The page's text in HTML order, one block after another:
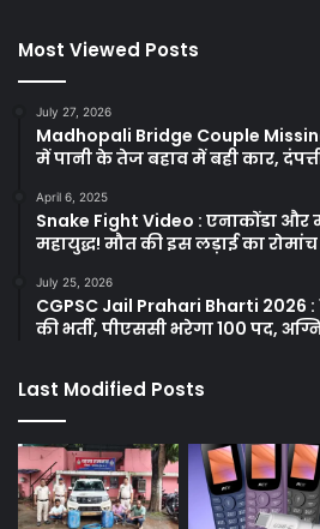
Most Viewed Posts
July 27, 2026
Madhopali Bridge Couple
में पानी के तेज बहाव में बही कार,
April 6, 2025
Snake Fight Video : एनाकोंडा
महायुद्ध! मौत की इस लड़ाई का
July 25, 2026
CGPSC Jail Prahari Bharti 2026 :
की भर्ती, पीएससी भरेगा 100 पद,
Last Modified Posts